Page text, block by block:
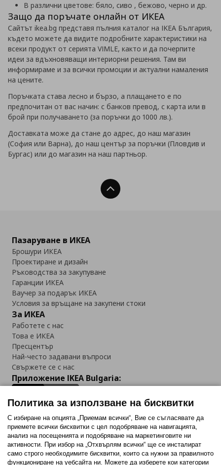
В различни цветове: бяло, сиво , бежово, черно и др.
Защо да поръчате онлайн от ИКЕА
Сайтът ikea.bg представя пълния каталог на IKEA България,
където можете да видите подробните характеристики на
всеки продукт от серията VIMLE, както и да почерпите
идеи за вдъхновяващи интериорни решения. Там ви
информираме и за всички промоции и актуални намаления
на цените.
Поръчката става лесно и бързо, а плащането е по
предпочитан от вас начин: с банков превод, с карта или в
брой при получаването (за поръчки до 1000 лв.).
Доставката може да стане до адрес, до наш магазин
(София или Варна), до наш център за поръчки (Пловдив и
Бургас) или до магазин на наш партньор.
Нагоре
Пазаруване в ИКЕА
Брошури ИКЕА
Проектиране и дизайн
Ръководства за закупуване
Гаранции ИКЕА
Ваучер за подарък ИКЕА
Условия за връщане на закупени стоки
За ИКЕА
Работете с нас
Това е ИКЕА
Пресцентър
Най-често задавани въпроси
Свържете се с нас
Приложение IKEA Bulgaria:
Последвайте ни:
FacebookTwitterYoutubePinterestInstagram
Политика за използване на бисквитки
С избиране на опцията „Приемам всички“, Вие се съгласявате да
приемете всички бисквитки с цел подобряване на навигацията,
анализ на посещенията и подобряване на маркетинговите ни
активности. При избор на „Отхвърлям всички“ ще се инсталират
само строго необходимитe бисквитки, които са нужни за правилното
функциониране на уебсайта ни. Можете да изберете кои категории